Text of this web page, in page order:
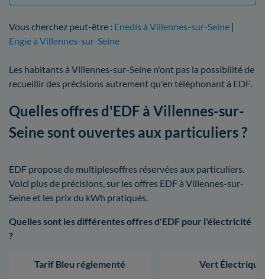
Vous cherchez peut-être : Enedis à Villennes-sur-Seine |
Engie à Villennes-sur-Seine
Les habitants à Villennes-sur-Seine n'ont pas la possibilité de
recueillir des précisions autrement qu'en téléphonant à EDF.
Quelles offres d'EDF à Villennes-sur-
Seine sont ouvertes aux particuliers ?
EDF propose de multiplesoffres réservées aux particuliers.
Voici plus de précisions, sur les offres EDF à Villennes-sur-
Seine et les prix du kWh pratiqués.
Quelles sont les différentes offres d'EDF pour l'électricité
?
Tarif Bleu réglementé Vert Électrique